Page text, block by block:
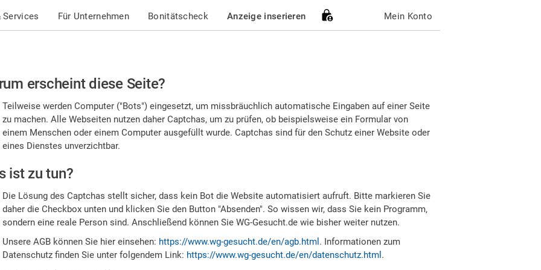
Services Für Unternehmen Bonitätscheck Anzeige inserieren Mein Konto
erscheint diese Seite?
Teilweise werden Computer ("Bots") eingesetzt, um missbräuchlich automatische Eingaben auf einer Seite
zu machen. Alle Webseiten nutzen daher Captchas, um zu prüfen, ob beispielsweise ein Formular von
einem Menschen oder einem Computer ausgefüllt wurde. Captchas sind für den Schutz einer Website oder
eines Dienstes unverzichtbar.
ist zu tun?
Die Lösung des Captchas stellt sicher, dass kein Bot die Website automatisiert aufruft. Bitte markieren Sie
daher die Checkbox unten und klicken Sie den Button "Absenden". So wissen wir, dass Sie kein Programm,
sondern eine reale Person sind. Anschließend können Sie WG-Gesucht.de wie bisher weiter nutzen.
Unsere AGB können Sie hier einsehen: https://www.wg-gesucht.de/en/agb.html . Informationen zum
Datenschutz finden Sie unter folgendem Link: https://www.wg-gesucht.de/en/datenschutz.html .